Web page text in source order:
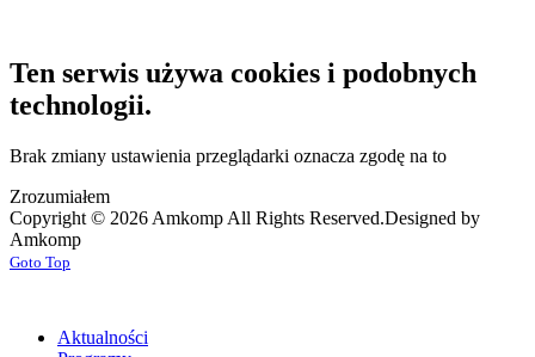
Ten serwis używa cookies i podobnych
technologii.
Brak zmiany ustawienia przeglądarki oznacza zgodę na to
Zrozumiałem
Copyright © 2026 Amkomp All Rights Reserved.Designed by
Amkomp
Goto Top
Aktualności